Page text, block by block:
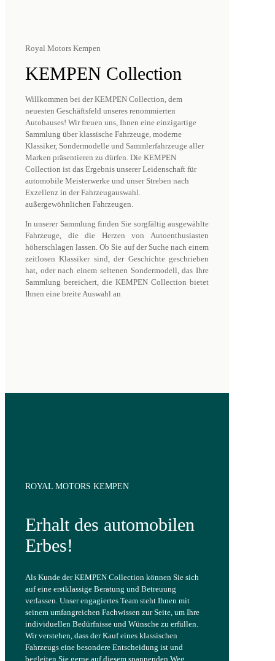
Royal Motors Kempen
KEMPEN Collection
Willkommen bei der KEMPEN Collection, dem
neuesten Geschäftsfeld unseres renommierten
Autohauses! Wir freuen uns, Ihnen eine einzigartige
Sammlung über klassische Fahrzeuge, moderne
Klassiker, Sondermodelle und Sammlerfahrzeuge aller
Marken präsentieren zu dürfen. Die KEMPEN
Collection ist das Ergebnis unserer Leidenschaft für
automobile Meisterwerke und unser Streben nach
Exzellenz in der Fahrzeugauswahl.
außergewöhnlichen Fahrzeugen.
In unserer Sammlung finden Sie sorgfältig ausgewählte
Fahrzeuge, die die Herzen von Autoenthusiasten
höherschlagen lassen. Ob Sie auf der Suche nach einem
zeitlosen Klassiker sind, der Geschichte geschrieben
hat, oder nach einem seltenen Sondermodell, das Ihre
Sammlung bereichert, die KEMPEN Collection bietet
Ihnen eine breite Auswahl an
ROYAL MOTORS KEMPEN
Erhalt des automobilen
Erbes!
Als Kunde der KEMPEN Collection können Sie sich
auf eine erstklassige Beratung und Betreuung
verlassen. Unser engagiertes Team steht Ihnen mit
seinem umfangreichen Fachwissen zur Seite, um Ihre
individuellen Bedürfnisse und Wünsche zu erfüllen.
Wir verstehen, dass der Kauf eines klassischen
Fahrzeugs eine besondere Entscheidung ist und
begleiten Sie gerne auf diesem spannenden Weg.